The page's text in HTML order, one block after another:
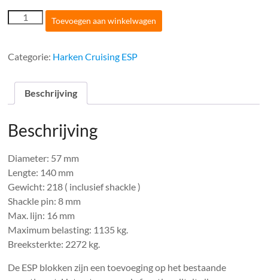
Harken
HK6050
ESP
Toevoegen aan winkelwagen
Categorie: Harken Cruising ESP
Beschrijving
Beschrijving
Diameter: 57 mm
Lengte: 140 mm
Gewicht: 218 ( inclusief shackle )
Shackle pin: 8 mm
Max. lijn: 16 mm
Maximum belasting: 1135 kg.
Breeksterkte: 2272 kg.
De ESP blokken zijn een toevoeging op het bestaande